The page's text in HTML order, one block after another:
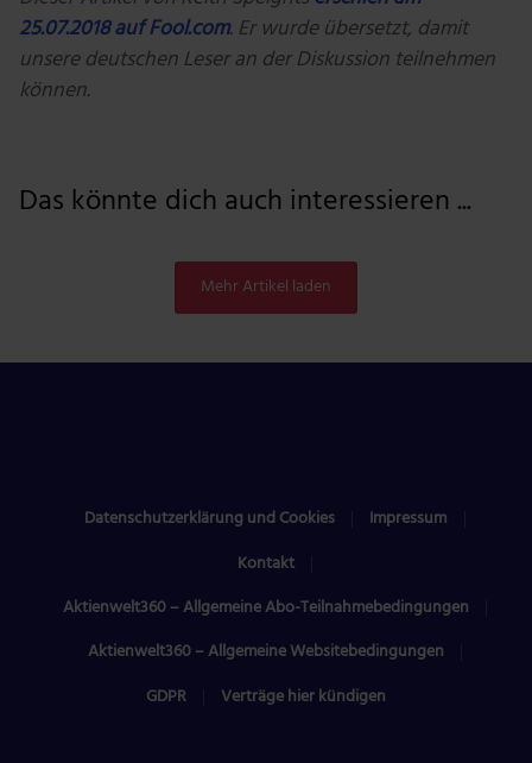
25.07.2018 auf Fool.com. Er wurde übersetzt, damit
unsere deutschen Leser an der Diskussion teilnehmen
können.
Das könnte dich auch interessieren ...
Mehr Artikel laden
Datenschutzerklärung und Cookies
Impressum
Kontakt
Aktienwelt360 – Allgemeine Abo-Teilnahmebedingungen
Aktienwelt360 – Allgemeine Websitebedingungen
GDPR
Verträge hier kündigen